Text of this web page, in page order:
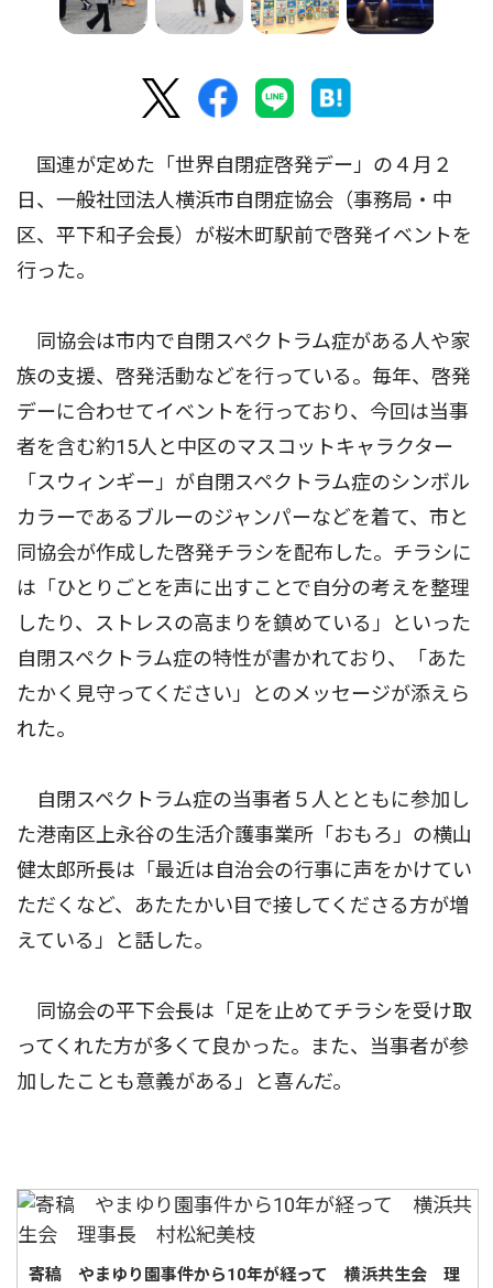
国連が定めた「世界自閉症啓発デー」の４月２
日、一般社団法人横浜市自閉症協会（事務局・中
区、平下和子会長）が桜木町駅前で啓発イベントを
行った。
同協会は市内で自閉スペクトラム症がある人や家
族の支援、啓発活動などを行っている。毎年、啓発
デーに合わせてイベントを行っており、今回は当事
者を含む約15人と中区のマスコットキャラクター
「スウィンギー」が自閉スペクトラム症のシンボル
カラーであるブルーのジャンパーなどを着て、市と
同協会が作成した啓発チラシを配布した。チラシに
は「ひとりごとを声に出すことで自分の考えを整理
したり、ストレスの高まりを鎮めている」といった
自閉スペクトラム症の特性が書かれており、「あた
たかく見守ってください」とのメッセージが添えら
れた。
自閉スペクトラム症の当事者５人とともに参加し
た港南区上永谷の生活介護事業所「おもろ」の横山
健太郎所長は「最近は自治会の行事に声をかけてい
ただくなど、あたたかい目で接してくださる方が増
えている」と話した。
同協会の平下会長は「足を止めてチラシを受け取
ってくれた方が多くて良かった。また、当事者が参
加したことも意義がある」と喜んだ。
寄稿 やまゆり園事件から10年が経って 横浜共生会 理